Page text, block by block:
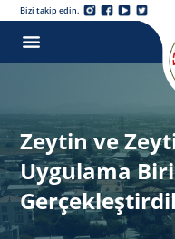
Bizi takip edin.
Zeytin ve
Uygulama